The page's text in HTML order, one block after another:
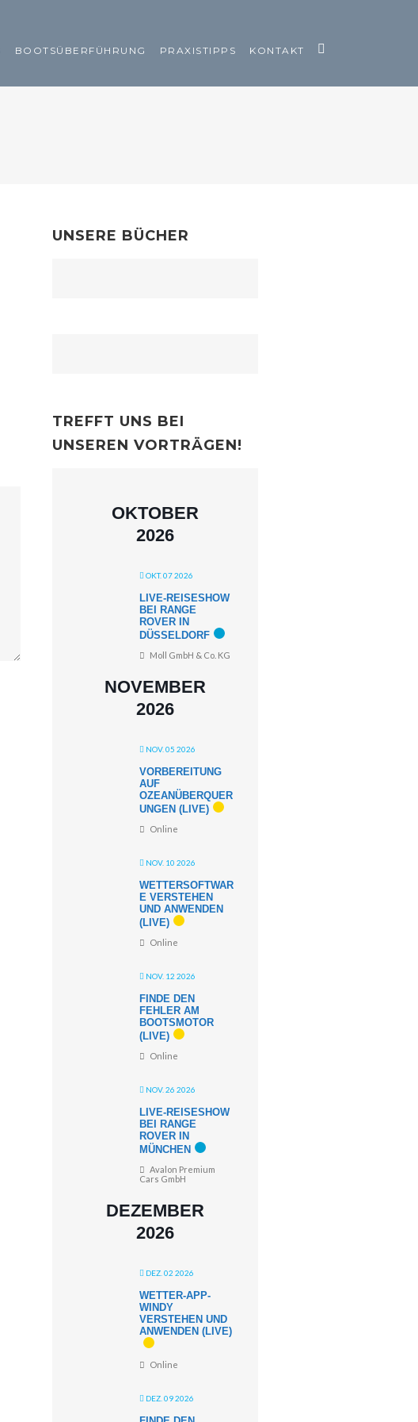
BOOTSÜBERFÜHRUNG PRAXISTIPPS KONTAKT
UNSERE BÜCHER
TREFFT UNS BEI
UNSEREN VORTRÄGEN!
OKTOBER
2026
OKT. 07 2026
LIVE-REISESHOW
BEI RANGE
ROVER IN
DÜSSELDORF
Moll GmbH & Co. KG
NOVEMBER
2026
NOV. 05 2026
VORBEREITUNG
AUF
OZEANÜBERQUER
UNGEN (LIVE)
Online
NOV. 10 2026
WETTERSOFTWAR
E VERSTEHEN
UND ANWENDEN
(LIVE)
Online
NOV. 12 2026
FINDE DEN
FEHLER AM
BOOTSMOTOR
(LIVE)
Online
NOV. 26 2026
LIVE-REISESHOW
BEI RANGE
ROVER IN
MÜNCHEN
Avalon Premium
Cars GmbH
DEZEMBER
2026
DEZ. 02 2026
WETTER-APP-
WINDY
VERSTEHEN UND
ANWENDEN (LIVE)
Online
DEZ. 09 2026